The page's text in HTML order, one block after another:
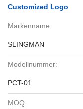
Customized Logo
Markenname:
SLINGMAN
Modellnummer:
PCT-01
MOQ: